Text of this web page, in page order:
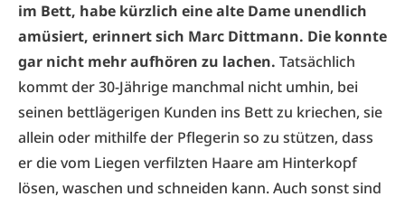
im Bett, habe kürzlich eine alte Dame unendlich
amüsiert, erinnert sich Marc Dittmann. Die konnte
gar nicht mehr aufhören zu lachen. Tatsächlich
kommt der 30-Jährige manchmal nicht umhin, bei
seinen bettlägerigen Kunden ins Bett zu kriechen, sie
allein oder mithilfe der Pflegerin so zu stützen, dass
er die vom Liegen verfilzten Haare am Hinterkopf
lösen, waschen und schneiden kann. Auch sonst sind